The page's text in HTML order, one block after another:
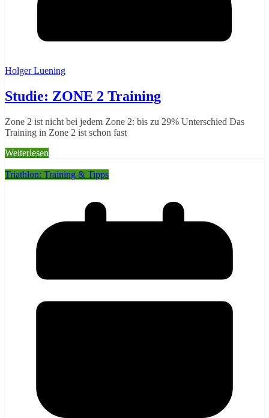
Holger Luening
Studie: ZONE 2 Training
Zone 2 ist nicht bei jedem Zone 2: bis zu 29% Unterschied Das
Training in Zone 2 ist schon fast
Weiterlesen
Triathlon: Training & Tipps